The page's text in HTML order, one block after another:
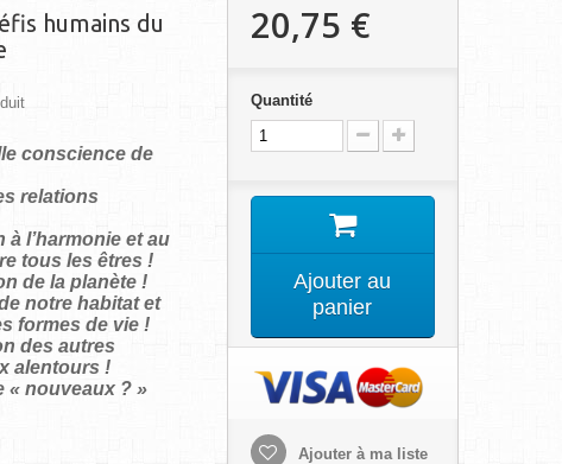
humains du
conscience de
relations
à l’harmonie et au
tous les êtres !
de la planète !
notre habitat et
formes de vie !
des autres
alentours !
« nouveaux ? »
20,75 €
Quantité
Ajouter au
panier
Ajouter à ma liste